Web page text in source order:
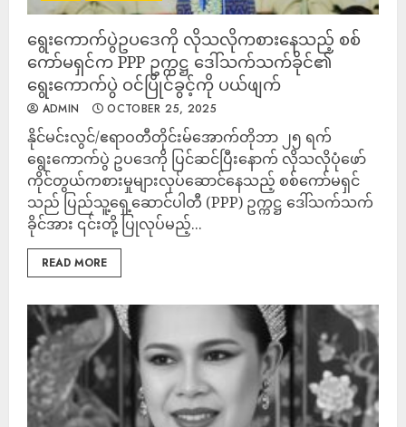
ရွေးကောက်ပွဲဥပဒေကို လိုသလိုကစားနေသည့် စစ်
ကော်မရှင်က PPP ဥက္ကဋ္ဌ ဒေါ်သက်သက်ခိုင်၏
ရွေးကောက်ပွဲ ဝင်ပြိုင်ခွင့်ကို ပယ်ဖျက်
ADMIN OCTOBER 25, 2025
နိုင်မင်းလွင်/ဧရာဝတီတိုင်းမ်အောက်တိုဘာ ၂၅ ရက်
ရွေးကောက်ပွဲ ဥပဒေကို ပြင်ဆင်ပြီးနောက် လိုသလိုပုံဖော်
ကိုင်တွယ်ကစားမှုများလုပ်ဆောင်နေသည့် စစ်ကော်မရှင်
သည် ပြည်သူ့ရှေ့ဆောင်ပါတီ (PPP) ဥက္ကဋ္ဌ ဒေါ်သက်သက်
ခိုင်အား ၎င်းတို့ ပြုလုပ်မည့်...
READ MORE